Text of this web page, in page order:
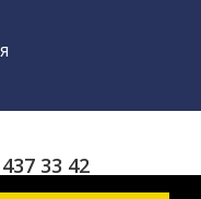
33 42